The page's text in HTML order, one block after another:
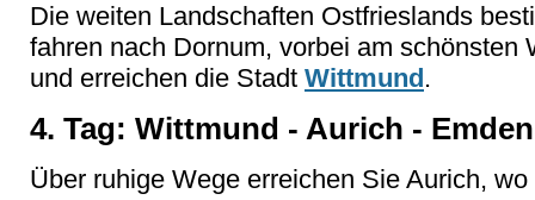
Die weiten Landschaften Ostfrieslands
fahren nach Dornum, vorbei am schönsten
und erreichen die Stadt Wittmund .
4. Tag: Wittmund - Aurich -
Über ruhige Wege erreichen Sie Aurich,